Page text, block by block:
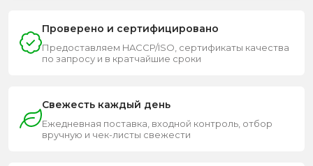
Проверено и сертифицировано
Предоставляем HACCP/ISO, сертификаты качества
по запросу и в кратчайшие сроки
Свежесть каждый день
Ежедневная поставка, входной контроль, отбор
вручную и чек-листы свежести